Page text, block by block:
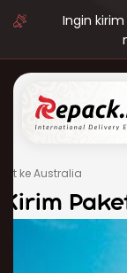
Ingin
ke Australia